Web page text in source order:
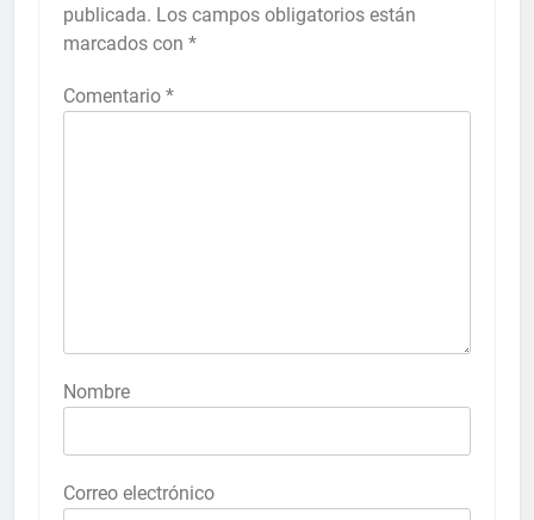
publicada. Los campos obligatorios están
marcados con *
Comentario *
Nombre
Correo electrónico